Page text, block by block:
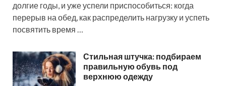
долгие годы, и уже успели приспособиться: когда
перерыв на обед, как распределить нагрузку и успеть
посвятить время …
Стильная штучка: подбираем
правильную обувь под
верхнюю одежду